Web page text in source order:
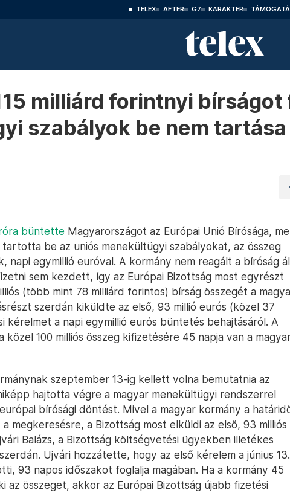
TELEX AFTER G7 KARAKTER
milliárd forintnyi
szabályok be nem
büntette Magyarországot az Európai Unió Bírósága,
be az uniós menekültügyi szabályokat, az összeg
napi egymillió euróval. A kormány nem reagált a bíróság
sem kezdett, így az Európai Bizottság most egyrészt
(több mint 78 milliárd forintos) bírság összegét a
szerdán kiküldte az első, 93 millió eurós (közel 37
kérelmet a napi egymillió eurós büntetés behajtásáról. A
közel 100 milliós összeg kifizetésére 45 napja van a
szeptember 13-ig kellett volna bemutatnia az
hajtotta végre a magyar menekültügyi rendszerrel
bírósági döntést. Mivel a magyar kormány a
megkeresésre, a Bizottság most elküldi az első, 93 milliós
Balázs, a Bizottság költségvetési ügyekben illetékes
Ujvári hozzátette, hogy az első kérelem a június 13.
93 napos időszakot foglalja magában. Ha a kormány 45
az összeget, akkor az Európai Bizottság újabb fizetési